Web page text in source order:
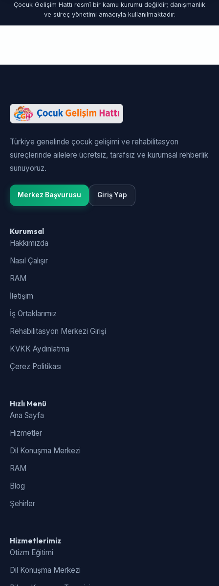
Çocuk Gelişim Hattı resmî bir kamu kurumu değildir; danışmanlık
ve süreç yönetimi amacıyla kullanılmaktadır.
Türkiye genelinde çocuk gelişimi ve rehabilitasyon
süreçlerinde ailelere ücretsiz, tarafsız ve kurumsal rehberlik
sunuyoruz.
Merkez Başvurusu Giriş Yap
Kurumsal
Hakkımızda
Nasıl Çalışır
RAM
İletişim
İş Ortaklarımız
Rehabilitasyon Merkezi Girişi
KVKK Aydınlatma
Çerez Politikası
Hızlı Menü
Ana Sayfa
Hizmetler
Dil Konuşma Merkezi
RAM
Blog
Şehirler
Hizmetlerimiz
Otizm Eğitimi
Dil Konuşma Merkezi